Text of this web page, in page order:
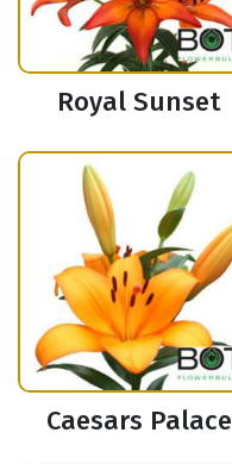
Royal Sunset
Caesars Palace